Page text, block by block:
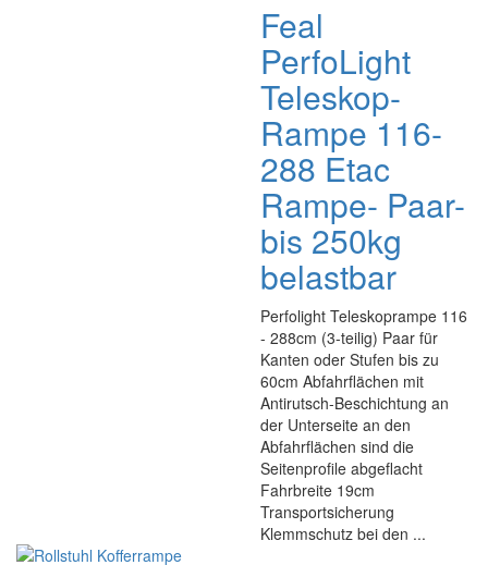
Feal
PerfoLight
Teleskop-
Rampe 116-
288 Etac
Rampe- Paar-
bis 250kg
belastbar
Perfolight Teleskoprampe 116
- 288cm (3-teilig) Paar für
Kanten oder Stufen bis zu
60cm Abfahrflächen mit
Antirutsch-Beschichtung an
der Unterseite an den
Abfahrflächen sind die
Seitenprofile abgeflacht
Fahrbreite 19cm
Transportsicherung
Klemmschutz bei den ...